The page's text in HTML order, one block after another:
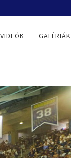
VIDEÓK GALÉRIÁK